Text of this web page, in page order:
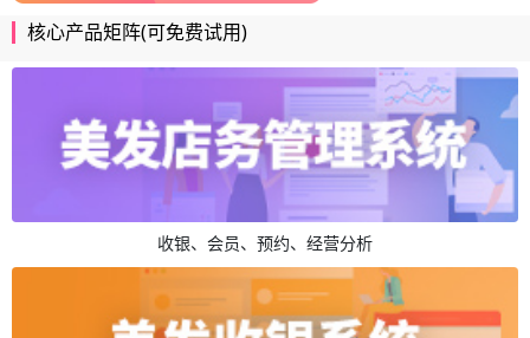
核心产品矩阵(可免费试用)
收银、会员、预约、经营分析